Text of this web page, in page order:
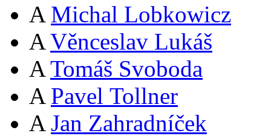
A Michal Lobkowicz
A Věnceslav Lukáš
A Tomáš Svoboda
A Pavel Tollner
A Jan Zahradníček